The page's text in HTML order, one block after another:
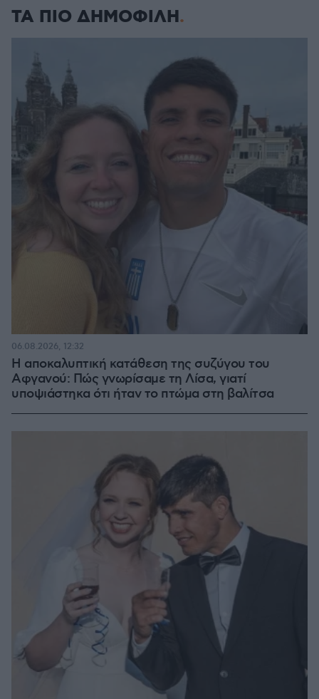
ΤΑ ΠΙΟ ΔΗΜΟΦΙΛΗ
Η αποκαλυπτική κατάθεση της συζύγου του
Αφγανού: Πώς γνωρίσαμε τη Λίσα, γιατί
υποψιάστηκα ότι ήταν το πτώμα στη βαλίτσα
06.08.2026, 12:32